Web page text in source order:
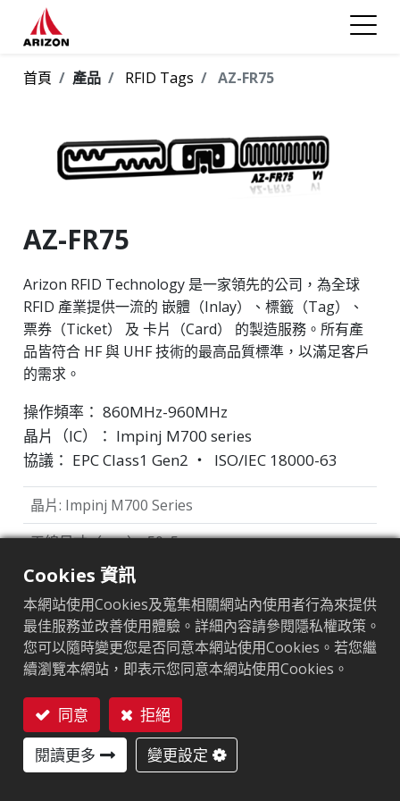
首頁 產品 RFID Tags AZ-FR75
AZ-FR75
Arizon RFID Technology 是一家領先的公司，為全球
RFID 產業提供一流的 嵌體（Inlay）、標籤（Tag）、
票券（Ticket） 及 卡片（Card） 的製造服務。所有產
品皆符合 HF 與 UHF 技術的最高品質標準，以滿足客戶
的需求。
操作頻率： 860MHz-960MHz
晶片（IC）： Impinj M700 series
協議： EPC Class1 Gen2 ‧ ISO/IEC 18000-63
市場區隔
服飾
應用領域
晶片: Impinj M700 Series
天線尺寸（mm）:50x5
EPC記憶體 :128 bits/96 bits
用戶記憶體:0/32 bits
Cookies 資訊
本網站使用Cookies及蒐集相關網站內使用者行為來提供
最佳服務並改善使用體驗。詳細內容請參閱隱私權政策。
您可以隨時變更您是否同意本網站使用Cookies。若您繼
續瀏覽本網站，即表示您同意本網站使用Cookies。
同意
拒絕
閱讀更多
變更設定